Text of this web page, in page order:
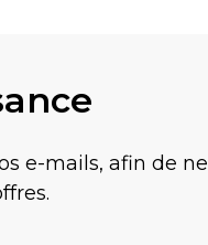
e-mails, afin de ne